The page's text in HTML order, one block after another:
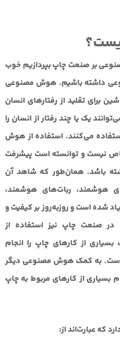
بر صنعت چاپ بپردازیم خوب
داشته باشیم. هوش مصنوعی
برای تقلید از رفتارهای انسان
یک یا چند رفتار از انسان را
می‌کنند. استفاده از هوش
نیست و توانسته است پیشرفت
باشد. همان‌طور که شاهد آن
هوشمند، ربات‌های هوشمند،
شده است و روزبه‌روز بر کیفیت و
در صنعت چاپ نیز استفاده از
از کارهای چاپ را انجام
است. به کمک هوش مصنوعی دیگر
بسیاری از کارهای مربوط به چاپ
که عبارت‌اند از: